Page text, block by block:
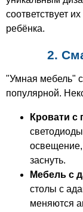
соответствует
ребёнка.
2.
"Умная мебель"
популярной.
Кровати с
освещение,
заснуть.
Мебель с
столы с
меняются